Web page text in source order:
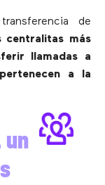
de
centralitas más
llamadas a
a la